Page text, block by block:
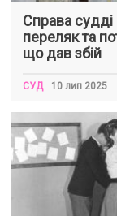
Справа
переляк та
що дав збій
СУД 10 лип 2025